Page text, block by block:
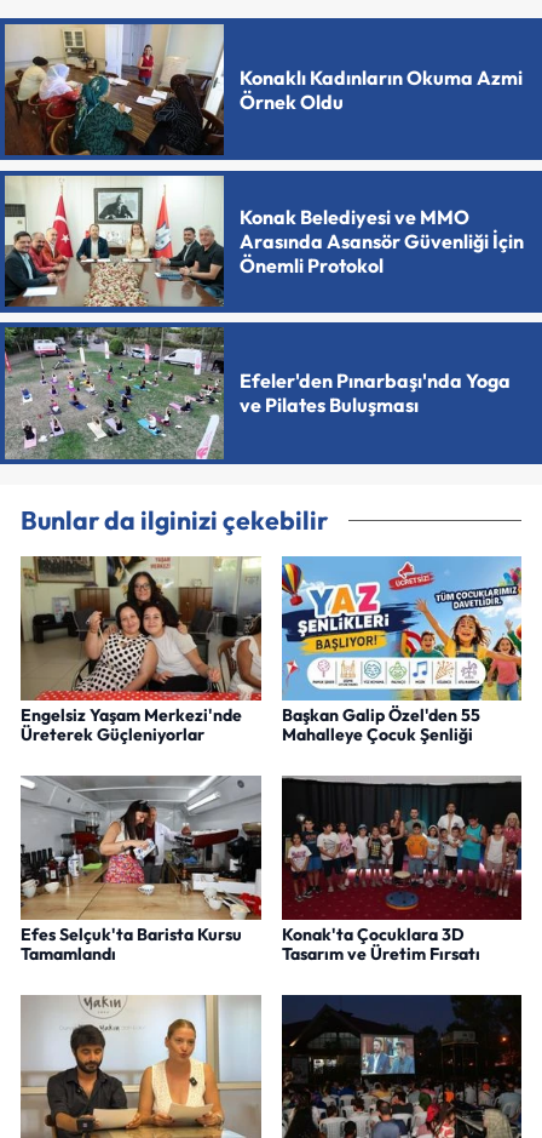
Konaklı Kadınların Okuma Azmi
Örnek Oldu
Konak Belediyesi ve MMO
Arasında Asansör Güvenliği İçin
Önemli Protokol
Efeler'den Pınarbaşı'nda Yoga
ve Pilates Buluşması
Bunlar da ilginizi çekebilir
Engelsiz Yaşam Merkezi'nde
Üreterek Güçleniyorlar
Başkan Galip Özel'den 55
Mahalleye Çocuk Şenliği
Efes Selçuk'ta Barista Kursu
Tamamlandı
Konak'ta Çocuklara 3D
Tasarım ve Üretim Fırsatı